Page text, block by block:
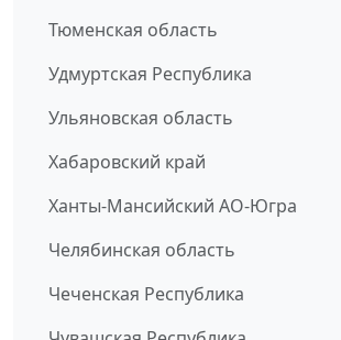
Тюменская область
Удмуртская Республика
Ульяновская область
Хабаровский край
Ханты-Мансийский АО-Югра
Челябинская область
Чеченская Республика